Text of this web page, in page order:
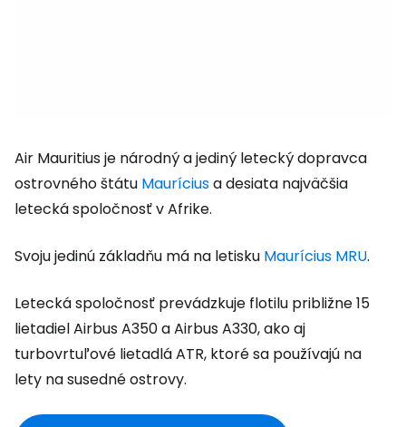
Air Mauritius je národný a jediný letecký dopravca
ostrovného štátu Mauríciusa desiata najväčšia
letecká spoločnosť v Afrike.
Svoju jedinú základňu má na letisku Maurícius MRU.
Letecká spoločnosť prevádzkuje flotilu približne 15
lietadiel Airbus A350 a Airbus A330, ako aj
turbovrtuľové lietadlá ATR, ktoré sa používajú na
lety na susedné ostrovy.